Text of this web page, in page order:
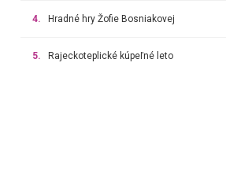
4. Hradné hry Žofie Bosniakovej
5. Rajeckoteplické kúpeľné leto